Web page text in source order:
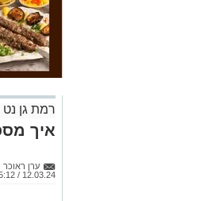
רמת גן נט
איך
ערן ראוכר
12.03.24 / 15:12